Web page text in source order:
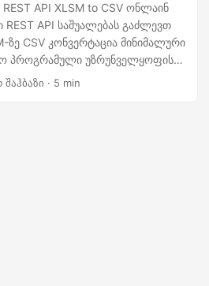
REST API XLSM to CSV ონლაინ
API საშუალებას გაძლევთ
CSV კონვერტაცია მინიმალური
პროგრამული უზრუნველყოფის
შაჰბაზი · 5 min